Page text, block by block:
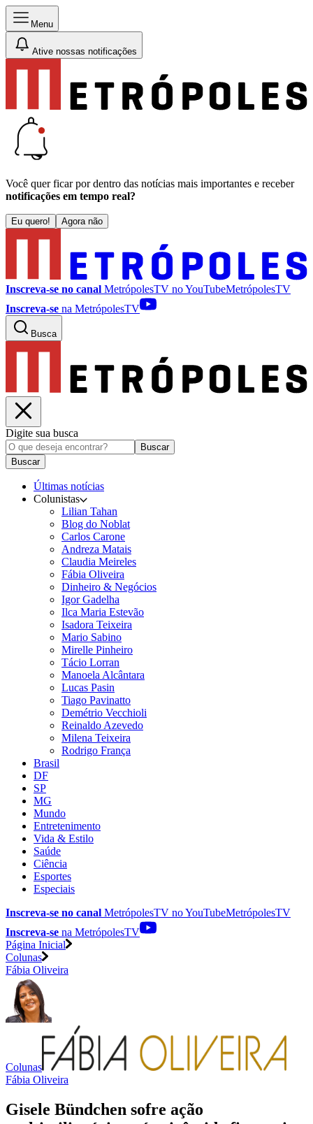
Menu
Ative nossas notificações
Você quer ficar por dentro das notícias mais importantes e receber
notificações em tempo real?
Eu quero! Agora não
Inscreva-se no canal MetrópolesTV noYouTubeMetrópolesTV
Inscreva-se na MetrópolesTV
Busca
Digite sua busca
Buscar
Buscar
Últimas notícias
Colunistas
Lilian Tahan
Blog do Noblat
Carlos Carone
Andreza Matais
Claudia Meireles
Fábia Oliveira
Dinheiro & Negócios
Igor Gadelha
Ilca Maria Estevão
Isadora Teixeira
Mario Sabino
Mirelle Pinheiro
Tácio Lorran
Manoela Alcântara
Lucas Pasin
Tiago Pavinatto
Demétrio Vecchioli
Reinaldo Azevedo
Milena Teixeira
Rodrigo França
Brasil
DF
SP
MG
Mundo
Entretenimento
Vida & Estilo
Saúde
Ciência
Esportes
Especiais
Inscreva-se no canal MetrópolesTV noYouTubeMetrópolesTV
Inscreva-se na MetrópolesTV
Página Inicial
Colunas
Fábia Oliveira
Colunas
Fábia Oliveira
Gisele Bündchen sofre ação